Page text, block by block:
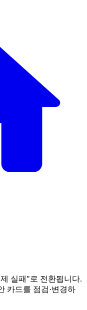
실패"로 전환됩니다.
카드를 점검·변경하